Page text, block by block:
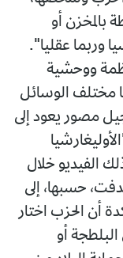
بالمخزن أو
وربما عقليا".
ووحشية
مختلف الوسائل
مصور يعود إلى
الفيديو خلال
حسبها، إلى
أن الحزب اختار
أو